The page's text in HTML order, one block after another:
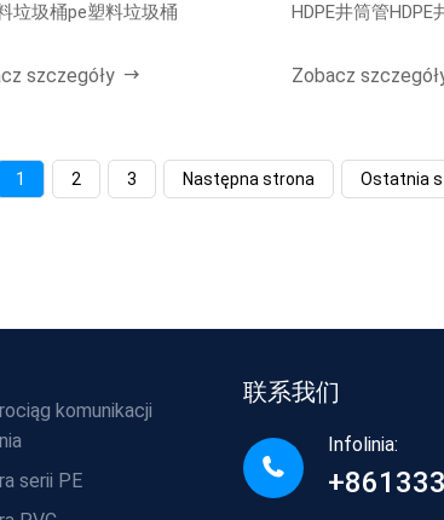
垃圾桶pe塑料垃圾桶
szczegóły
HDPE井筒管HDPE
Zobacz
1 2 3 Następna strona Ostatnia
komunikacji
serii PE
联系我们
Infolinia: